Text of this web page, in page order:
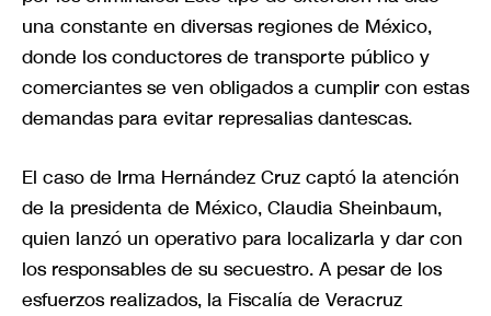
una constante en diversas regiones de México,
donde los conductores de transporte público y
comerciantes se ven obligados a cumplir con estas
demandas para evitar represalias dantescas.
El caso de Irma Hernández Cruz captó la atención
de la presidenta de México, Claudia Sheinbaum,
quien lanzó un operativo para localizarla y dar con
los responsables de su secuestro. A pesar de los
esfuerzos realizados, la Fiscalía de Veracruz